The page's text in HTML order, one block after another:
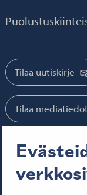
Tilaa uutiskirje
Tilaa
Seuraa meitä:
Senaatti
Senaatti
Senaatti
Senaatti
Senaatti